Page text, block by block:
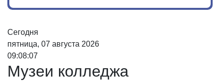
Сегодня
пятница, 07 августа 2026
09:08:09
Музеи колледжа